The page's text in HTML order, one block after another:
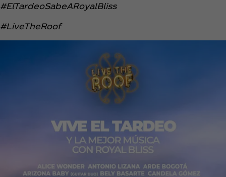
#ElTardeoSabeARoyalBliss
#LiveTheRoof